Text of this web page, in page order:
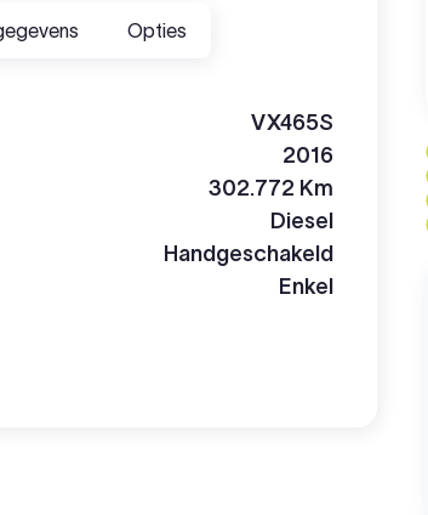
Opties
VX465S
2016
302.772 Km
Diesel
Handgeschakeld
Enkel